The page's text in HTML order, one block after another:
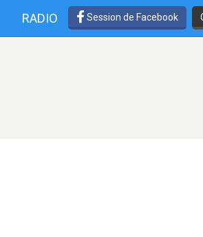
RADIO Session de Facebook